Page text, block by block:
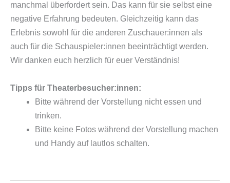
manchmal überfordert sein. Das kann für sie selbst eine
negative Erfahrung bedeuten. Gleichzeitig kann das
Erlebnis sowohl für die anderen Zuschauer:innen als
auch für die Schauspieler:innen beeinträchtigt werden.
Wir danken euch herzlich für euer Verständnis!
Tipps für Theaterbesucher:innen:
Bitte während der Vorstellung nicht essen und
trinken.
Bitte keine Fotos während der Vorstellung machen
und Handy auf lautlos schalten.